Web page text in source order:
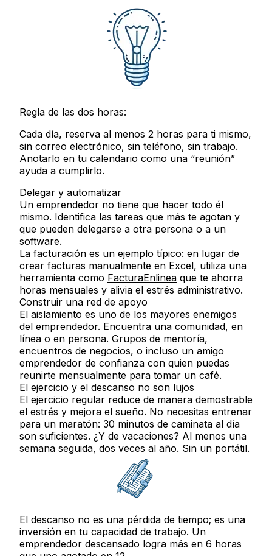
Regla de las dos horas:
Cada día, reserva al menos 2 horas para ti mismo,
sin correo electrónico, sin teléfono, sin trabajo.
Anotarlo en tu calendario como una “reunión”
ayuda a cumplirlo.
Delegar y automatizar
Un emprendedor no tiene que hacer todo él
mismo. Identifica las tareas que más te agotan y
que pueden delegarse a otra persona o a un
software.
La facturación es un ejemplo típico: en lugar de
crear facturas manualmente en Excel, utiliza una
herramienta como FacturaEnlinea que te ahorra
horas mensuales y alivia el estrés administrativo.
Construir una red de apoyo
El aislamiento es uno de los mayores enemigos
del emprendedor. Encuentra una comunidad, en
línea o en persona. Grupos de mentoría,
encuentros de negocios, o incluso un amigo
emprendedor de confianza con quien puedas
reunirte mensualmente para tomar un café.
El ejercicio y el descanso no son lujos
El ejercicio regular reduce de manera demostrable
el estrés y mejora el sueño. No necesitas entrenar
para un maratón: 30 minutos de caminata al día
son suficientes. ¿Y de vacaciones? Al menos una
semana seguida, dos veces al año. Sin un portátil.
El descanso no es una pérdida de tiempo; es una
inversión en tu capacidad de trabajo. Un
emprendedor descansado logra más en 6 horas